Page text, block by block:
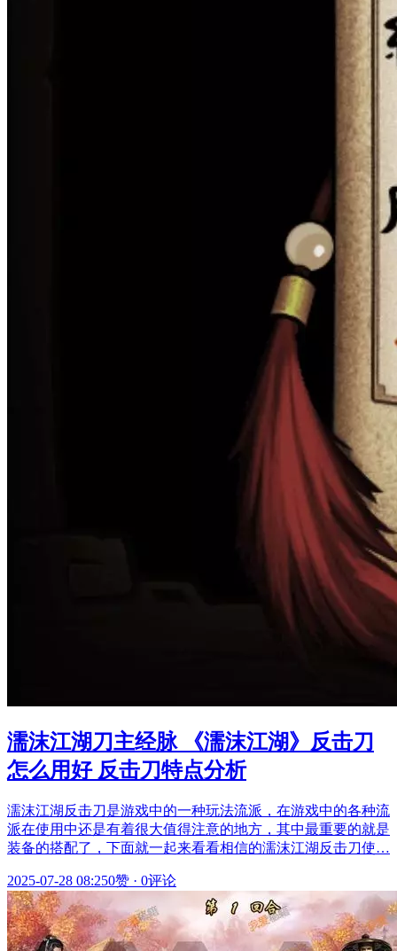
濡沫江湖刀主经脉 《濡沫江湖》反击刀
怎么用好 反击刀特点分析
濡沫江湖反击刀是游戏中的一种玩法流派，在游戏中的各种流
派在使用中还是有着很大值得注意的地方，其中最重要的就是
装备的搭配了，下面就一起来看看相信的濡沫江湖反击刀使…
2025-07-28 08:250赞 · 0评论